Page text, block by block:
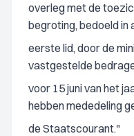
overleg met de
begroting, bedoeld in
eerste lid, door de
vastgestelde
voor 15 juni van het
hebben mededeling
de Staatscourant."